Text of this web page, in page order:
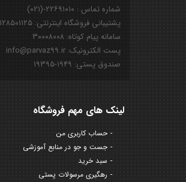
شماره تماس : ۲۲۶۹۱۰۱۰-(۰۲۱)
پشتیبانی فروشگاه اینترنتی: ۰۹۱۲۸۵۰۱۱۲۵
سامانه پیام کوتاه: ۳۰۰۰۸۰۰۸
پست الکترونیک: info@parvaz99.ir
صندوق پستی: ۱۹۴۹-۱۹۳۹۵
لینک های مهم فروشگاه
حساب کاربری من
جست و جو در منابع آموزشی
سبد خرید
رهگیری مرسولات پستی